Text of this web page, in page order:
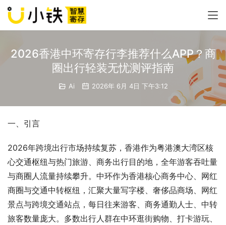
2026香港中环寄存行李推荐什么APP？商
圈出行轻装无忧测评指南
Ai 2026年 6月 4日 下午3:12
一、引言
2026年跨境出行市场持续复苏，香港作为粤港澳大湾区核
心交通枢纽与热门旅游、商务出行目的地，全年游客吞吐量
与商圈人流量持续攀升。中环作为香港核心商务中心、网红
商圈与交通中转枢纽，汇聚大量写字楼、奢侈品商场、网红
景点与跨境交通站点，每日往来游客、商务通勤人士、中转
旅客数量庞大。多数出行人群在中环逛街购物、打卡游玩、